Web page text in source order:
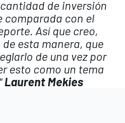
de inversión
comparada con el
Así que creo,
esta manera, que
de una vez por
esto como un tema
Laurent Mekies